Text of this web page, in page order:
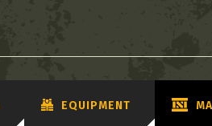
EQUIPMENT